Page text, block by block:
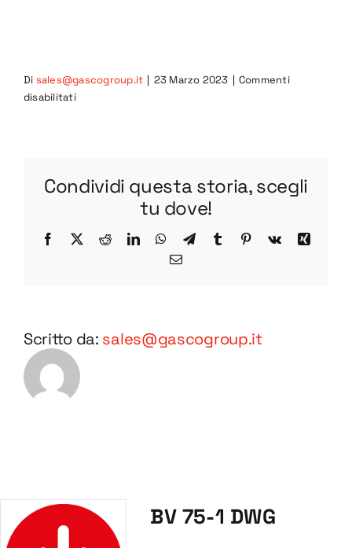
Di sales@gascogroup.it | 23 Marzo 2023 | Commenti
disabilitatisu
Condividi questa storia, scegli
tu dove!
Facebook
X RedditLinkedInWhatsApp
TelegramTumblr Pinterest
Vk
Xing
Email
Scritto da: sales@gascogroup.it
BV 75-1 DWG